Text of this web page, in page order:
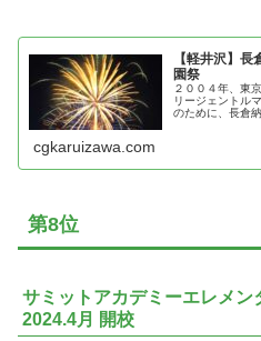
【軽井沢】
園祭
２００４年、東
リージェントル
のために、長倉
cgkaruizawa.com
第8位
サミットアカデミーエレメ
2024.4月 開校